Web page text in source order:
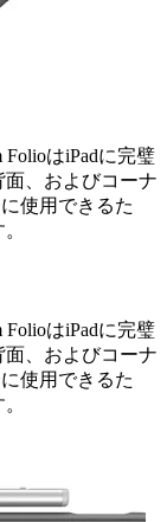
はiPadに完璧
、およびコーナ
使用できるた
はiPadに完璧
、およびコーナ
使用できるた